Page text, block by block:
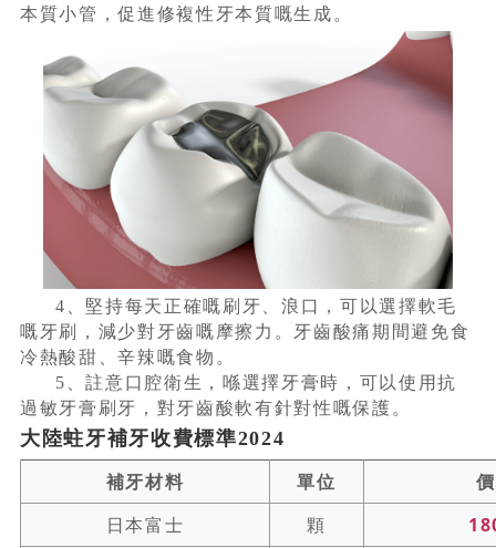
本質小管，促進修複性牙本質嘅生成。
4、堅持每天正確嘅刷牙、浪口，可以選擇軟毛
嘅牙刷，減少對牙齒嘅摩擦力。牙齒酸痛期間避免食
冷熱酸甜、辛辣嘅食物。
5、註意口腔衛生，喺選擇牙膏時，可以使用抗
過敏牙膏刷牙，對牙齒酸軟有針對性嘅保護。
大陸蛀牙補牙收費標準2024
補牙材料 單位
日本富士
顆